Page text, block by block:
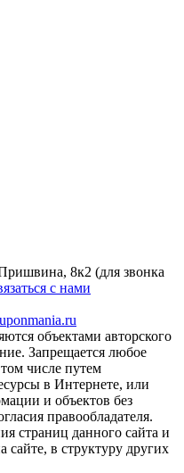
8к2 (для звонка
с нами
объектами авторского
Запрещается любое
числе путем
в Интернете, или
и объектов без
правообладателя.
страниц данного сайта и
в структуру других